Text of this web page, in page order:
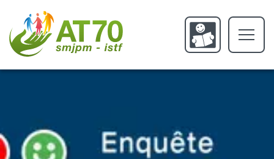
FAMILLE
CONCERNÉE
L'ASSOCIATION